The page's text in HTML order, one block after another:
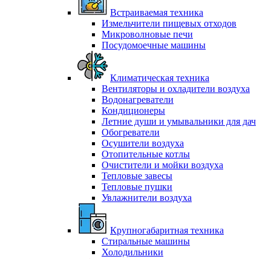
Встраиваемая техника
Измельчители пищевых отходов
Микроволновые печи
Посудомоечные машины
Климатическая техника
Вентиляторы и охладители воздуха
Водонагреватели
Кондиционеры
Летние души и умывальники для дач
Обогреватели
Осушители воздуха
Отопительные котлы
Очистители и мойки воздуха
Тепловые завесы
Тепловые пушки
Увлажнители воздуха
Крупногабаритная техника
Стиральные машины
Холодильники